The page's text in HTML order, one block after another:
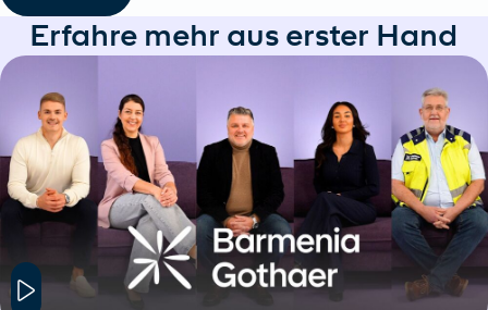
Erfahre mehr aus erster Hand
Hier klicken um das Modal Fenster zu öffnen